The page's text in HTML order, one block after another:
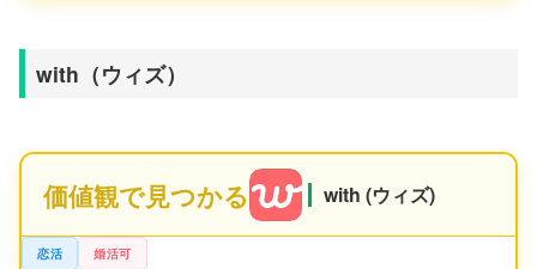
with（ウィズ）
価値観で見つかる with (ウィズ)
恋活 婚活可